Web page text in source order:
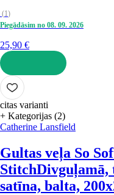
(1)
Piegādāsim no 08. 09. 2026
25,90 €
LIKT GROZĀ
citas varianti
+ Kategorijas (2)
Catherine Lansfield
Gultas veļa So
StitchDivguļamā,
satīna, balta,